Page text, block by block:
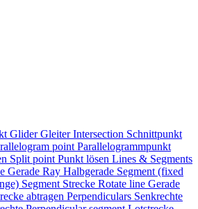
GliderGleiterIntersection Schnittpunkt
point Parallelogrammpunkt
Split point Punkt lösen Lines & Segments
Gerade Ray Halbgerade Segment (fixed
Segment Strecke Rotate line Gerade
abtragen Perpendiculars Senkrechte